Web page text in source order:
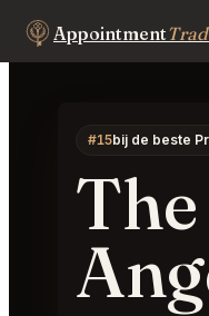
Appointment
#15bij de beste